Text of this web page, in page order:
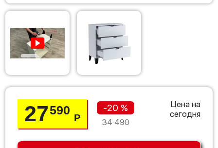
27590
Р
-20 %
34 490
Цена на
сегодня